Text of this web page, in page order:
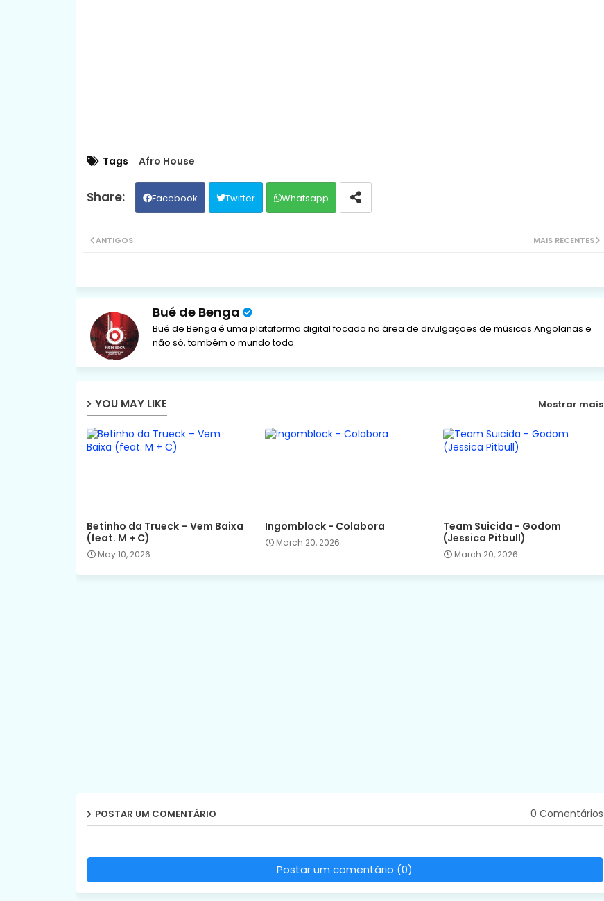
Tags Afro House
Facebook Twitter Whatsapp
MAIS RECENTES
ANTIGOS
Bué de Benga
Bué de Benga é uma plataforma digital focado na área de divulgações de músicas Angolanas e
não só, também o mundo todo.
YOU MAY LIKE Mostrar mais
Betinho da Trueck – Vem Baixa
(feat. M + C)
May 10, 2026
Ingomblock - Colabora
March 20, 2026
Team Suicida - Godom
(Jessica Pitbull)
March 20, 2026
POSTAR UM COMENTÁRIO 0 Comentários
Postar um comentário (0)